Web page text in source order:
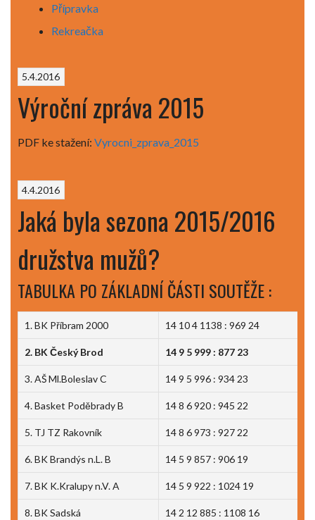
Přípravka
Rekreačka
5.4.2016
Výroční zpráva 2015
PDF ke stažení: Vyrocni_zprava_2015
4.4.2016
Jaká byla sezona 2015/2016
družstva mužů?
TABULKA PO ZÁKLADNÍ ČÁSTI SOUTĚŽE :
1. BK Příbram 2000 14 10 4 1138 : 969 24
2. BK Český Brod 14 9 5 999 : 877 23
3. AŠ Ml.Boleslav C 14 9 5 996 : 934 23
4. Basket Poděbrady B 14 8 6 920 : 945 22
5. TJ TZ Rakovník 14 8 6 973 : 927 22
6. BK Brandýs n.L. B 14 5 9 857 : 906 19
7. BK K.Kralupy n.V. A 14 5 9 922 : 1024 19
8. BK Sadská 14 2 12 885 : 1108 16